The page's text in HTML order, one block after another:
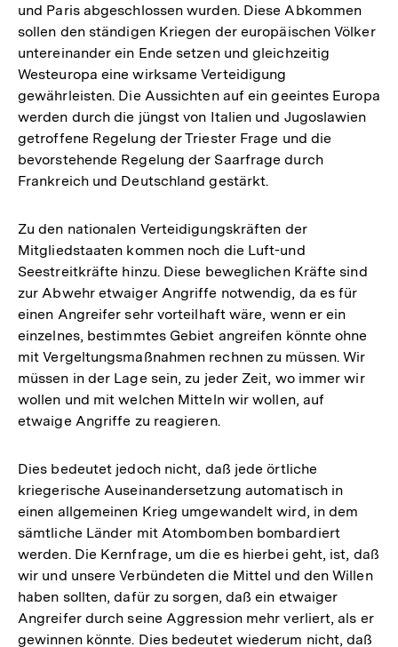
und Paris abgeschlossen wurden. Diese Abkommen
sollen den ständigen Kriegen der europäischen Völker
untereinander ein Ende setzen und gleichzeitig
Westeuropa eine wirksame Verteidigung
gewährleisten. Die Aussichten auf ein geeintes Europa
werden durch die jüngst von Italien und Jugoslawien
getroffene Regelung der Triester Frage und die
bevorstehende Regelung der Saarfrage durch
Frankreich und Deutschland gestärkt.
Zu den nationalen Verteidigungskräften der
Mitgliedstaaten kommen noch die Luft-und
Seestreitkräfte hinzu. Diese beweglichen Kräfte sind
zur Abwehr etwaiger Angriffe notwendig, da es für
einen Angreifer sehr vorteilhaft wäre, wenn er ein
einzelnes, bestimmtes Gebiet angreifen könnte ohne
mit Vergeltungsmaßnahmen rechnen zu müssen. Wir
müssen in der Lage sein, zu jeder Zeit, wo immer wir
wollen und mit welchen Mitteln wir wollen, auf
etwaige Angriffe zu reagieren.
Dies bedeutet jedoch nicht, daß jede örtliche
kriegerische Auseinandersetzung automatisch in
einen allgemeinen Krieg umgewandelt wird, in dem
sämtliche Länder mit Atombomben bombardiert
werden. Die Kernfrage, um die es hierbei geht, ist, daß
wir und unsere Verbündeten die Mittel und den Willen
haben sollten, dafür zu sorgen, daß ein etwaiger
Angreifer durch seine Aggression mehr verliert, als er
gewinnen könnte. Dies bedeutet wiederum nicht, daß